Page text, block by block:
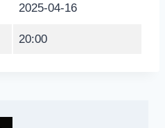
2025-04-16
20:00